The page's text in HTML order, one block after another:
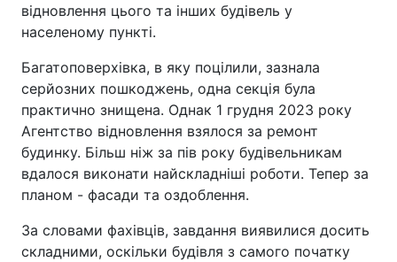
відновлення цього та інших будівель у
населеному пункті.
Багатоповерхівка, в яку поцілили, зазнала
серйозних пошкоджень, одна секція була
практично знищена. Однак 1 грудня 2023 року
Агентство відновлення взялося за ремонт
будинку. Більш ніж за пів року будівельникам
вдалося виконати найскладніші роботи. Тепер за
планом - фасади та оздоблення.
За словами фахівців, завдання виявилися досить
складними, оскільки будівля з самого початку